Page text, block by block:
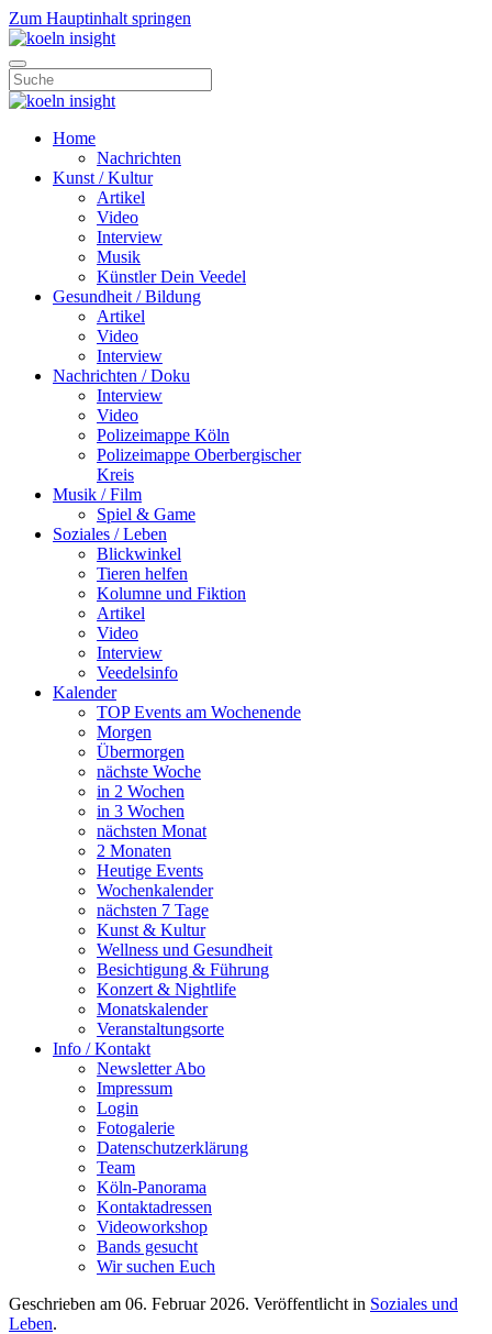
Zum Hauptinhalt springen
Home
Nachrichten
Kunst / Kultur
Artikel
Video
Interview
Musik
Künstler Dein Veedel
Gesundheit / Bildung
Artikel
Video
Interview
Nachrichten / Doku
Interview
Video
Polizeimappe Köln
Polizeimappe Oberbergischer
Kreis
Musik / Film
Spiel & Game
Soziales / Leben
Blickwinkel
Tieren helfen
Kolumne und Fiktion
Artikel
Video
Interview
Veedelsinfo
Kalender
TOP Events am Wochenende
Morgen
Übermorgen
nächste Woche
in 2 Wochen
in 3 Wochen
nächsten Monat
2 Monaten
Heutige Events
Wochenkalender
nächsten 7 Tage
Kunst & Kultur
Wellness und Gesundheit
Besichtigung & Führung
Konzert & Nightlife
Monatskalender
Veranstaltungsorte
Info / Kontakt
Newsletter Abo
Impressum
Login
Fotogalerie
Datenschutzerklärung
Team
Köln-Panorama
Kontaktadressen
Videoworkshop
Bands gesucht
Wir suchen Euch
Geschrieben am 06. Februar 2026. Veröffentlicht in Soziales und
Leben.